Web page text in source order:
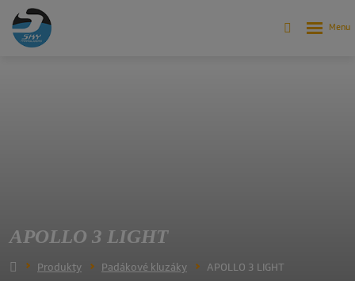
APOLLO 3 LIGHT
Produkty Padákové kluzáky APOLLO 3 LIGHT